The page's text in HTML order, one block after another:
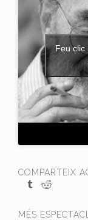
Feu clic
COMPARTEIX
MÉS